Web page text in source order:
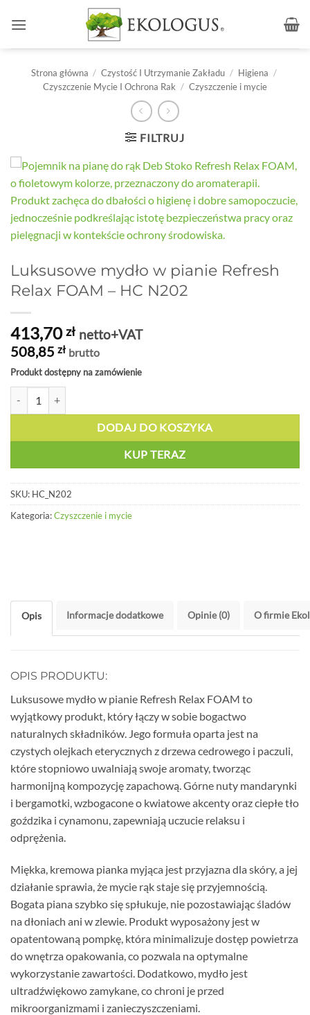
Strona główna / Czystość I Utrzymanie Zakładu / Higiena /
Czyszczenie Mycie I Ochrona Rak / Czyszczenie i mycie
FILTRUJ
Luksusowe mydło w pianie Refresh
Relax FOAM – HC N202
413,70zł netto+VAT
508,85 zł brutto
Produkt dostępny na zamówienie
DODAJ DO KOSZYKA
KUP TERAZ
SKU: HC_N202
Kategoria:Czyszczenie i mycie
Opis Informacje dodatkowe Opinie (0) O firmie
OPIS PRODUKTU:
Luksusowe mydło w pianie Refresh Relax FOAM to
wyjątkowy produkt, który łączy w sobie bogactwo
naturalnych składników. Jego formuła oparta jest na
czystych olejkach eterycznych z drzewa cedrowego i paczuli,
które stopniowo uwalniają swoje aromaty, tworząc
harmonijną kompozycję zapachową. Górne nuty mandarynki
i bergamotki, wzbogacone o kwiatowe akcenty oraz ciepłe tło
goździka i cynamonu, zapewniają uczucie relaksu i
odprężenia.
Miękka, kremowa pianka myjąca jest przyjazna dla skóry, a jej
działanie sprawia, że mycie rąk staje się przyjemnością.
Bogata piana szybko się spłukuje, nie pozostawiając śladów
na dłoniach ani w zlewie. Produkt wyposażony jest w
opatentowaną pompkę, która minimalizuje dostęp powietrza
do wnętrza opakowania, co pozwala na optymalne
wykorzystanie zawartości. Dodatkowo, mydło jest
ultradźwiękowo zamykane, co chroni je przed
mikroorganizmami i zanieczyszczeniami.